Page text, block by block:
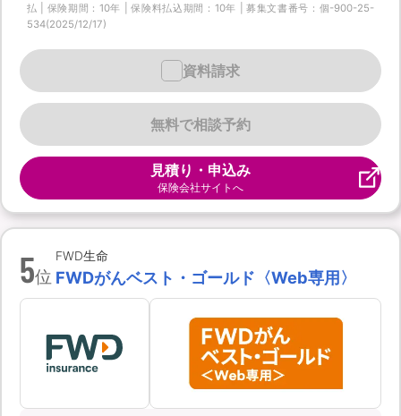
払 | 保険期間：10年 | 保険料払込期間：10年 | 募集文書番号：個-900-25-
534(2025/12/17)
無料で相談予約
資料請求
見積り・申込み
保険会社サイトへ
5位
FWD生命
FWDがんベスト・ゴールド〈Web専用〉